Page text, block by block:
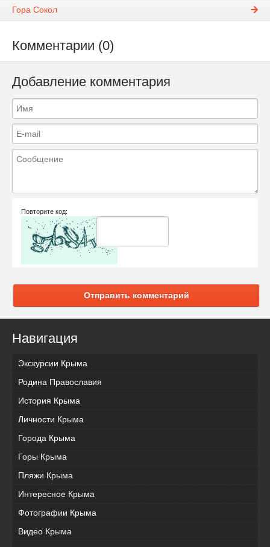
Гора Сокол
Комментарии (0)
Добавление комментария
Повторите код:
Отправить комментарий
Навигация
Экскурсии Крыма
Родина Православия
История Крыма
Личности Крыма
Города Крыма
Горы Крыма
Пляжи Крыма
Интересное Крыма
Фотографии Крыма
Видео Крыма